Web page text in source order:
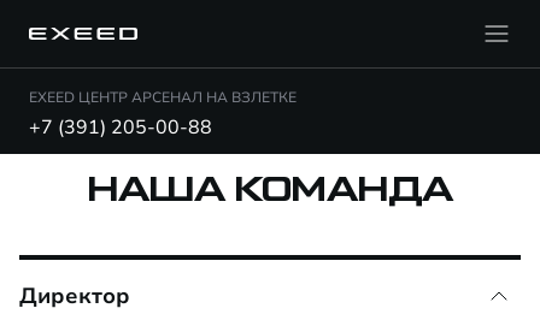
EXEED ЦЕНТР АРСЕНАЛ НА ВЗЛЕТКЕ
+7 (391) 205-00-88
НАША КОМАНДА
Директор